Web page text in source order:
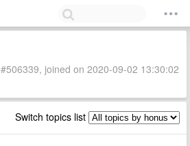
joined on 2020-09-02 13:30:02
Switch topics list